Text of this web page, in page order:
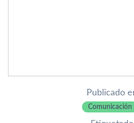
Publicado
Comunicación